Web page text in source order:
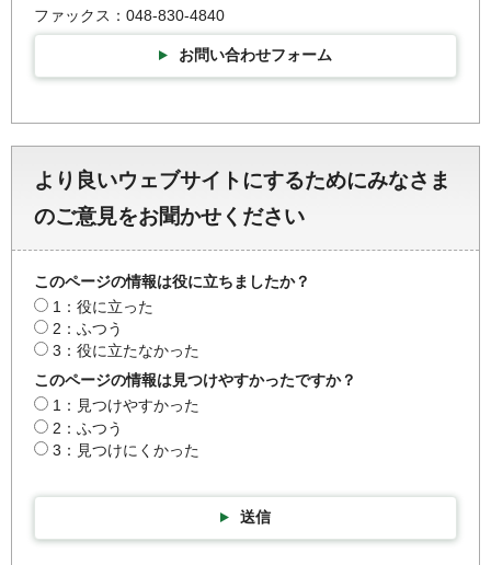
ファックス：048-830-4840
お問い合わせフォーム
より良いウェブサイトにするためにみなさま
のご意見をお聞かせください
このページの情報は役に立ちましたか？
1：役に立った
2：ふつう
3：役に立たなかった
このページの情報は見つけやすかったですか？
1：見つけやすかった
2：ふつう
3：見つけにくかった
送信